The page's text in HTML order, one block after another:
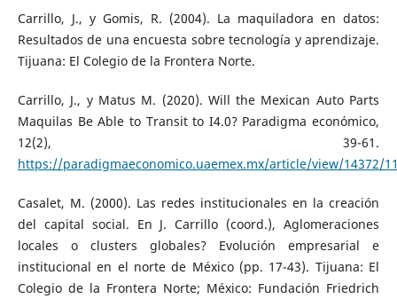
Carrillo, J., y Gomis, R. (2004). La maquiladora en datos:
Resultados de una encuesta sobre tecnología y aprendizaje.
Tijuana: El Colegio de la Frontera Norte.
Carrillo, J., y Matus M. (2020). Will the Mexican Auto Parts
Maquilas Be Able to Transit to I4.0? Paradigma económico,
12(2), 39-61.
https://paradigmaeconomico.uaemex.mx/article/view/14372/
Casalet, M. (2000). Las redes institucionales en la creación
del capital social. En J. Carrillo (coord.), Aglomeraciones
locales o clusters globales? Evolución empresarial e
institucional en el norte de México (pp. 17-43). Tijuana: El
Colegio de la Frontera Norte; México: Fundación Friedrich